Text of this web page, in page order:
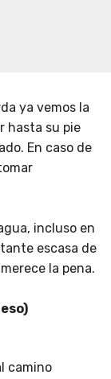
ya vemos la
hasta su pie
En caso de
incluso en
escasa de
la pena.
camino